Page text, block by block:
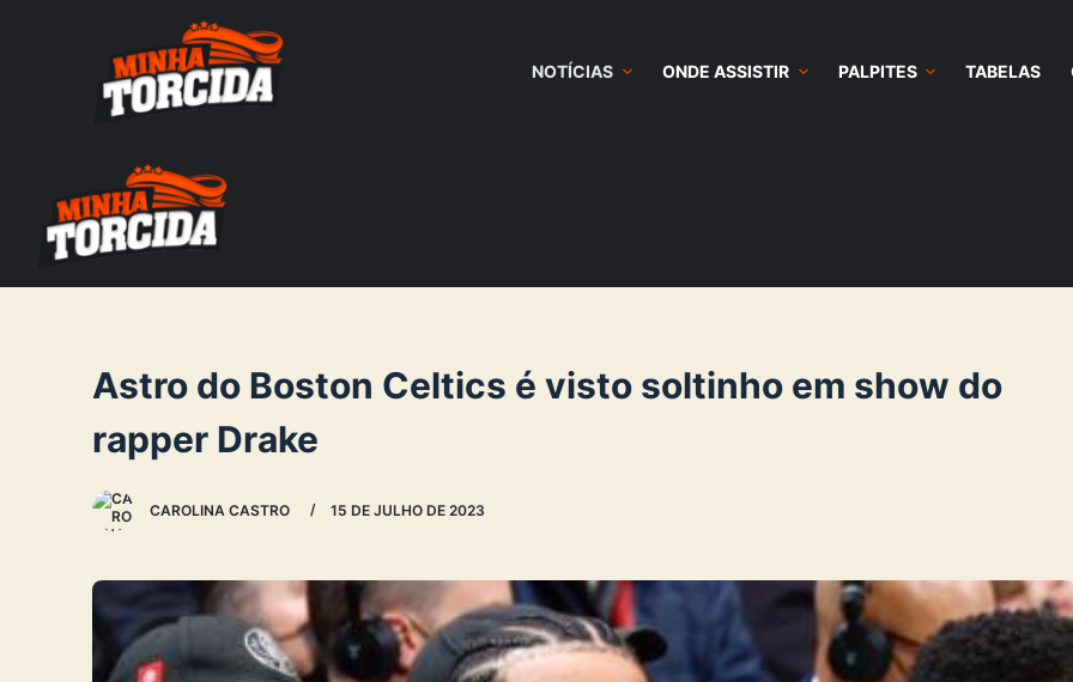
NOTÍCIAS ONDE ASSISTIR PALPITES TABELAS
Astro do Boston Celtics é visto soltinho em show do
rapper Drake
CAROLINA CASTRO 15 DE JULHO DE 2023